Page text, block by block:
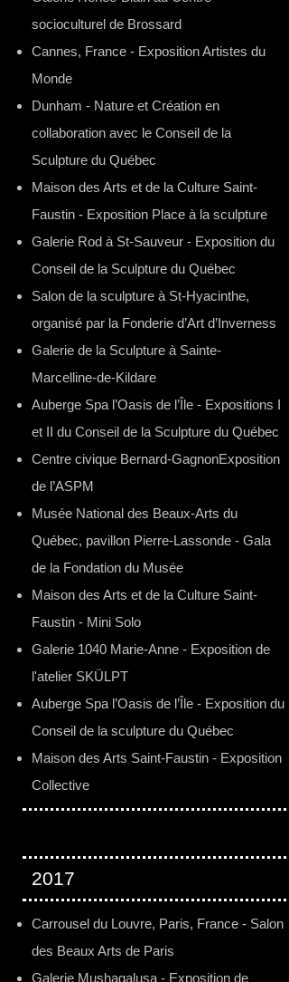
socioculturel de Brossard
Cannes, France - Exposition Artistes du
Monde
Dunham - Nature et Création en
collaboration avec le Conseil de la
Sculpture du Québec
Maison des Arts et de la Culture Saint-
Faustin - Exposition Place à la sculpture
Galerie Rod à St-Sauveur - Exposition du
Conseil de la Sculpture du Québec
Salon de la sculpture à St-Hyacinthe,
organisé par la Fonderie d’Art d’Inverness
Galerie de la Sculpture à Sainte-
Marcelline-de-Kildare
Auberge Spa l’Oasis de l’Île - Expositions I
et II du Conseil de la Sculpture du Québec
Centre civique Bernard-GagnonExposition
de l’ASPM
Musée National des Beaux-Arts du
Québec, pavillon Pierre-Lassonde - Gala
de la Fondation du Musée
Maison des Arts et de la Culture Saint-
Faustin - Mini Solo
Galerie 1040 Marie-Anne - Exposition de
l'atelier SKÜLPT
Auberge Spa l’Oasis de l’Île - Exposition du
Conseil de la sculpture du Québec
Maison des Arts Saint-Faustin - Exposition
Collective
2017
Carrousel du Louvre, Paris, France - Salon
des Beaux Arts de Paris
Galerie Mushagalusa - Exposition de